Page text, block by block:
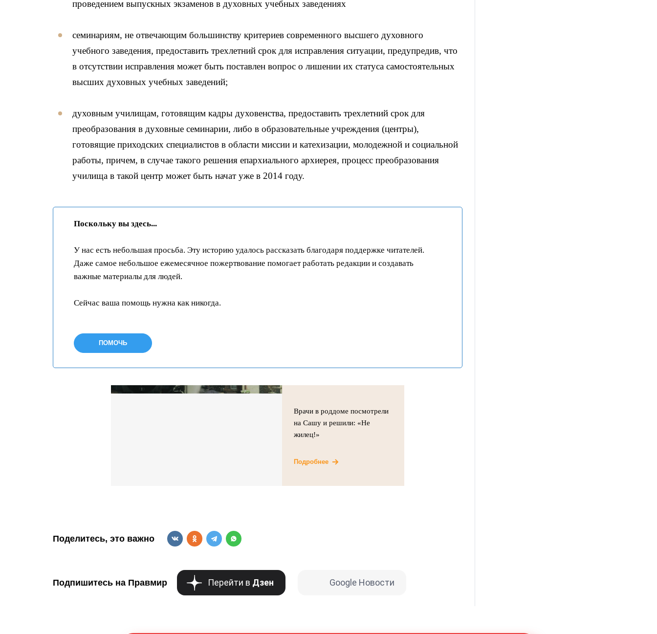
проведением выпускных экзаменов в духовных учебных заведениях
семинариям, не отвечающим большинству критериев современного высшего духовного
учебного заведения, предоставить трехлетний срок для исправления ситуации, предупредив, что
в отсутствии исправления может быть поставлен вопрос о лишении их статуса самостоятельных
высших духовных учебных заведений;
духовным училищам, готовящим кадры духовенства, предоставить трехлетний срок для
преобразования в духовные семинарии, либо в образовательные учреждения (центры),
готовящие приходских специалистов в области миссии и катехизации, молодежной и социальной
работы, причем, в случае такого решения епархиального архиерея, процесс преобразования
училища в такой центр может быть начат уже в 2014 году.
Поскольку вы здесь...
У нас есть небольшая просьба. Эту историю удалось рассказать благодаря поддержке читателей.
Даже самое небольшое ежемесячное пожертвование помогает работать редакции и создавать
важные материалы для людей.
Сейчас ваша помощь нужна как никогда.
ПОМОЧЬ
Врачи в роддоме посмотрели
на Сашу и решили: «Не
жилец!»
Подробнее
Поделитесь, это важно
Подпишитесь на Правмир Перейти в Дзен Google Новости